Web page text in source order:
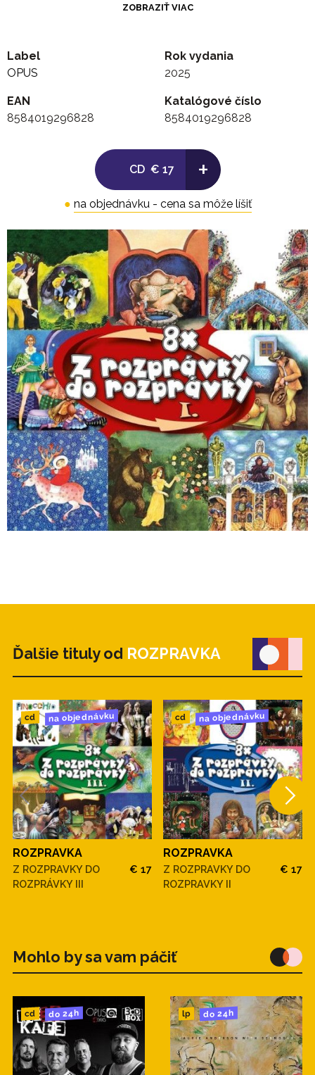
4. O živej vode
5. Hop sa, hor sa - zem, otvor sa
6. Zakliata hora
8. Múdra Katarína
ZOBRAZIŤ VIAC
Label
OPUS
Rok vydania
2025
EAN
8584019296828
Katalógové číslo
8584019296828
CD € 17 +
● na objednávku - cena sa môže líšiť
Ďalšie tituly od ROZPRAVKA
cd na objednávku
ROZPRAVKA
Z ROZPRAVKY DO
ROZPRÁVKY III
€ 17
cd na objednávku
ROZPRAVKA
Z ROZPRAVKY DO
ROZPRAVKY II
€ 17
Mohlo by sa vam páčiť
cd do 24h lp do 24h